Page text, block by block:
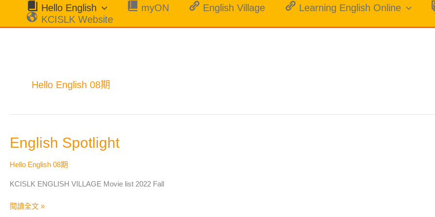
主
Hello English myON English Village Learning English Online
KCISLK Website
Hello English 08期
English Spotlight
Hello English 08期
KCISLK ENGLISH VILLAGE Movie list 2022 Fall
English
Spotlight
閱讀全文 »